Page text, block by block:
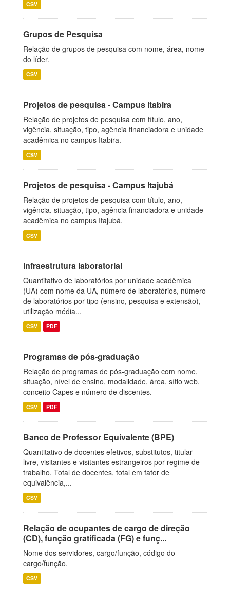
CSV
Grupos de Pesquisa
Relação de grupos de pesquisa com nome, área, nome
do líder.
CSV
Projetos de pesquisa - Campus Itabira
Relação de projetos de pesquisa com título, ano,
vigência, situação, tipo, agência financiadora e unidade
acadêmica no campus Itabira.
CSV
Projetos de pesquisa - Campus Itajubá
Relação de projetos de pesquisa com título, ano,
vigência, situação, tipo, agência financiadora e unidade
acadêmica no campus Itajubá.
CSV
Infraestrutura laboratorial
Quantitativo de laboratórios por unidade acadêmica
(UA) com nome da UA, número de laboratórios, número
de laboratórios por tipo (ensino, pesquisa e extensão),
utilização média...
CSV PDF
Programas de pós-graduação
Relação de programas de pós-graduação com nome,
situação, nível de ensino, modalidade, área, sítio web,
conceito Capes e número de discentes.
CSV PDF
Banco de Professor Equivalente (BPE)
Quantitativo de docentes efetivos, substitutos, titular-
livre, visitantes e visitantes estrangeiros por regime de
trabalho. Total de docentes, total em fator de
equivalência,...
CSV
Relação de ocupantes de cargo de direção
(CD), função gratificada (FG) e funç...
Nome dos servidores, cargo/função, código do
cargo/função.
CSV